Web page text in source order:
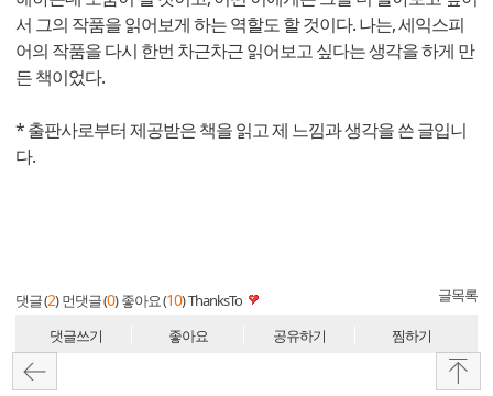
서 그의 작품을 읽어보게 하는 역할도 할 것이다. 나는, 세익스피
어의 작품을 다시 한번 차근차근 읽어보고 싶다는 생각을 하게 만
든 책이었다.
* 출판사로부터 제공받은 책을 읽고 제 느낌과 생각을 쓴 글입니
다.
댓글 (2) 먼댓글 (0) 좋아요 (10)ThanksTo 글목록
댓글쓰기 좋아요 공유하기 찜하기